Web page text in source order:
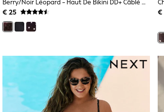
Berry/noir Léopard - Haut De Bikini DD+ Câblé Non Rembourré
€ 25
€